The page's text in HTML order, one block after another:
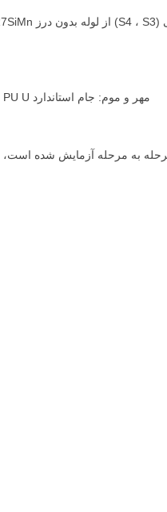
مهر و موم: جام استاندارد PU U با حلقه پشتیبان O NBR در هر چهار مرحله ، حلقه های راهنمای برنز PTFE ، پاک کننده لب دوگانه در هر ورودی مرحله.شامل پوشش گرد و غبار قرمز.